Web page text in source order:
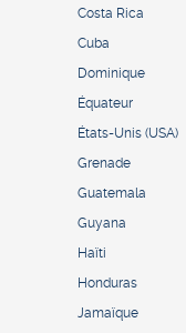
Costa Rica
Cuba
Dominique
Équateur
États-Unis (USA)
Grenade
Guatemala
Guyana
Haïti
Honduras
Jamaïque